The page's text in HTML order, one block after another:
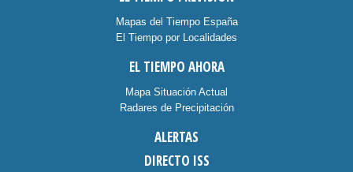
Mapas del Tiempo España
El Tiempo por Localidades
EL TIEMPO AHORA
Mapa Situación Actual
Radares de Precipitación
ALERTAS
DIRECTO ISS